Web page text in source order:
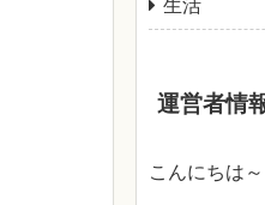
生活
運営者情
こんにちは～